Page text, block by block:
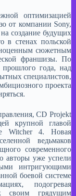
оптимизацией
от компании Sony,
создание будущих
в стенах польской
сюжетным
франшизы. По
года, над
специалистов,
проекта
CD Projekt
крупной главой
Witcher 4. Новая
ведьмаков
современного
авторы уже успели
интригующими
боевой системе
подогревая
своим грядущим